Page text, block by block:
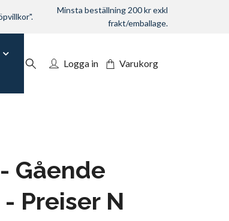
Minsta beställning 200 kr exkl
frakt/emballage.
Logga in Varukorg
Gående
Preiser N